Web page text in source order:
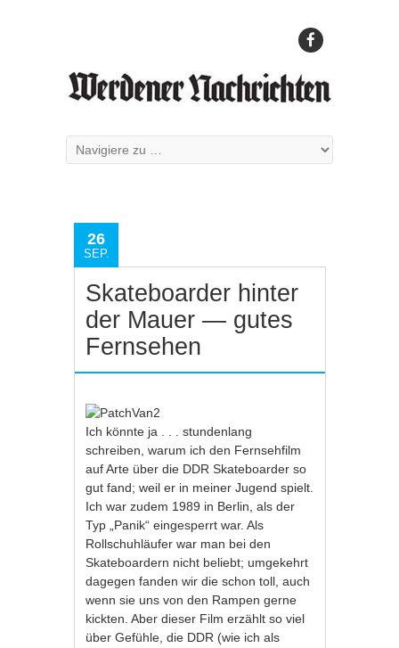
26
SEP.
Skateboarder hinter
der Mauer — gutes
Fernsehen
Ich könnte ja . . . stundenlang
schreiben, warum ich den Fernsehfilm
auf Arte über die DDR Skateboarder so
gut fand; weil er in meiner Jugend spielt.
Ich war zudem 1989 in Berlin, als der
Typ „Panik“ eingesperrt war. Als
Rollschuhläufer war man bei den
Skateboardern nicht beliebt; umgekehrt
dagegen fanden wir die schon toll, auch
wenn sie uns von den Rampen gerne
kickten. Aber dieser Film erzählt so viel
über Gefühle, die DDR (wie ich als